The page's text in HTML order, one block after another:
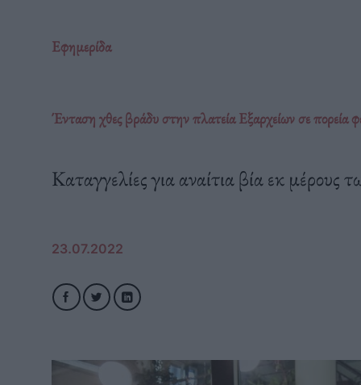
Εφημερίδα
Ένταση χθες βράδυ στην πλατεία Εξαρχείων σε πορεία
Καταγγελίες για αναίτια βία εκ
23.07.2022